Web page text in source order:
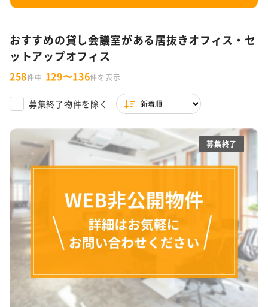
東京都の内装付きオフィス特集
WeWorkの東京拠点
渋谷限定！居抜きオフィス・セットアップ・サービスオフィ
ラウンジ・テラス・バルコニーがあるオフィス
木目調オフィス特集
ファミレス席
男女別トイレ
スタートアップ企業向け東京都の30坪以下オフィス特集
東京都内の坪単価1万円台オフィス特集
31～50人
51～80人
駐車場付き
駐輪場あり
築浅
会議室あり
バルコニーorテラスor屋上あり
一棟貸し
セントラル空調
OAフロア
天井が高い
ラウンジ
フリーレント
什器付き
路線が多い
駅から徒歩5分圏内
おすすめの貸し会議室がある居抜きオフィス・セ
ットアップオフィス
258件中 129〜136件を表示
募集終了物件を除く
募集終了